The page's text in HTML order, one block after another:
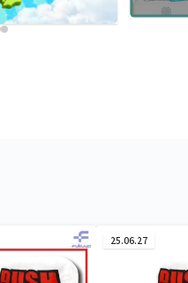
25.06.27